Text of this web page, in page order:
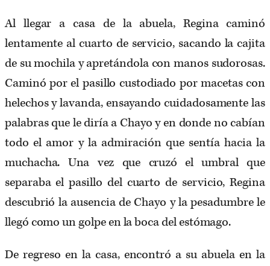
Al llegar a casa de la abuela, Regina caminó
lentamente al cuarto de servicio, sacando la cajita
de su mochila y apretándola con manos sudorosas.
Caminó por el pasillo custodiado por macetas con
helechos y lavanda, ensayando cuidadosamente las
palabras que le diría a Chayo y en donde no cabían
todo el amor y la admiración que sentía hacia la
muchacha. Una vez que cruzó el umbral que
separaba el pasillo del cuarto de servicio, Regina
descubrió la ausencia de Chayo y la pesadumbre le
llegó como un golpe en la boca del estómago.
De regreso en la casa, encontró a su abuela en la